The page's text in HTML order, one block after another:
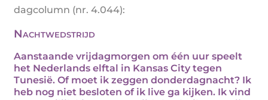
dagcolumn (nr. 4.044):
Nachtwedstrijd
Aanstaande vrijdagmorgen om één uur speelt
het Nederlands elftal in Kansas City tegen
Tunesië. Of moet ik zeggen donderdagnacht? Ik
heb nog niet besloten of ik live ga kijken. Ik vind